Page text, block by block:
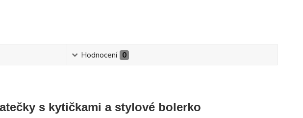
Hodnocení 0
s kytičkami a stylové bolerko